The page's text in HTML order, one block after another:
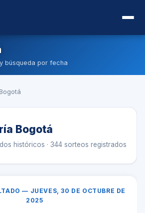
búsqueda por fecha
Bogotá
históricos · 344 sorteos registrados
— JUEVES, 30 DE OCTUBRE DE
2025